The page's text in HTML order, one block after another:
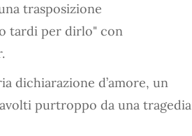
trasposizione
tardi per dirlo" con
dichiarazione d’amore, un
purtroppo da una tragedia